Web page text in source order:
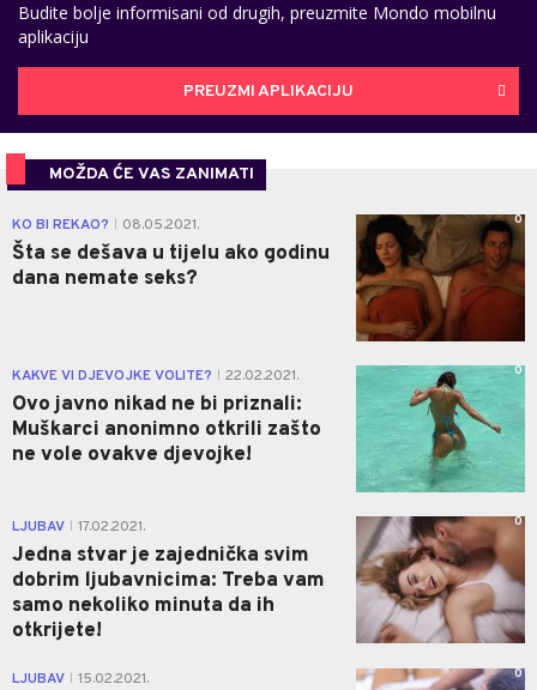
Budite bolje informisani od drugih, preuzmite Mondo mobilnu
aplikaciju
PREUZMI APLIKACIJU
MOŽDA ĆE VAS ZANIMATI
KO BI REKAO? 08.05.2021.
Šta se dešava u tijelu ako godinu
dana nemate seks?
0
KAKVE VI DJEVOJKE VOLITE? 22.02.2021.
Ovo javno nikad ne bi priznali:
Muškarci anonimno otkrili zašto
ne vole ovakve djevojke!
0
LJUBAV 17.02.2021.
Jedna stvar je zajednička svim
dobrim ljubavnicima: Treba vam
samo nekoliko minuta da ih
otkrijete!
0
LJUBAV 15.02.2021. 0